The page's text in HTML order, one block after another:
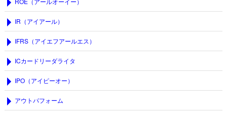
IR（アイアール）
IFRS（アイエフアールエス）
ICカードリーダライタ
IPO（アイピーオー）
アウトパフォーム